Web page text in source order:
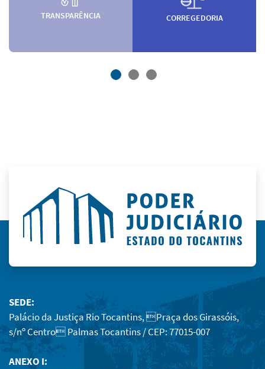
TRANSPARÊNCIA CORREGEDORIA
SEDE:
Palácio da Justiça Rio Tocantins, Praça dos Girassóis,
s/nº Centro Palmas Tocantins / CEP: 77015-007
ANEXO I: